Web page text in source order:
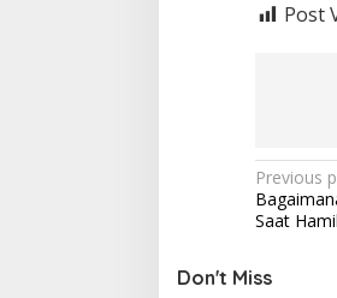
Post
P
o
t
Previous
Saat
Don't Miss